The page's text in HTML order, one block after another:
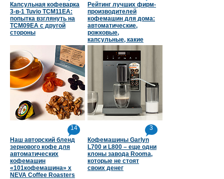
Капсульная кофеварка
3-в-1 Tuvio TCM11EA:
попытка взглянуть на
TCM09EA с другой
стороны
Рейтинг лучших фирм-
производителей
кофемашин для дома:
автоматические,
рожковые,
капсульные, какие
страны в топе
14
Наш авторский бленд
зернового кофе для
автоматических
кофемашин
«101кофемашина» х
NEVA Coffee Roasters
3
Кофемашины Garlyn
L700 и L800 – еще одни
клоны завода Rooma,
которые не стоят
своих денег